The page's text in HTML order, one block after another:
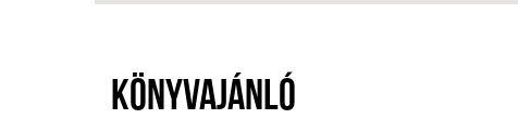
Könyvajánló